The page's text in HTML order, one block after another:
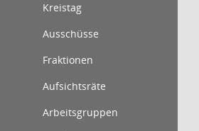
Kreistag
Ausschüsse
Fraktionen
Aufsichtsräte
Arbeitsgruppen